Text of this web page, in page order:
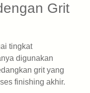
Grit
tingkat
digunakan
grit yang
finishing akhir.